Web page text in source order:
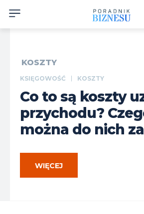
KOSZTY
KSIĘGOWOŚĆ KOSZTY
Co to są koszty
przychodu?
można do nich
WIĘCEJ